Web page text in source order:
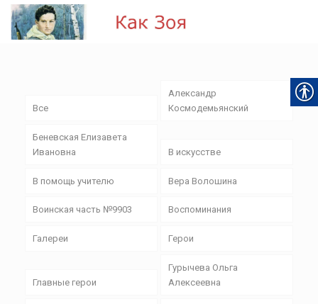
Все
Александр
Космодемьянский
Беневская Елизавета
Ивановна
В искусстве
В помощь учителю Вера Волошина
Воинская часть №9903 Воспоминания
Галереи Герои
Главные герои
Гурычева Ольга
Алексеевна